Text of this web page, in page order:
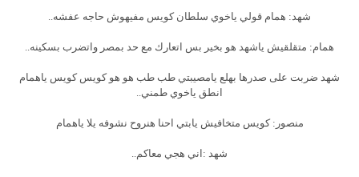
شهد: همام قولي ياخوي سلطان كويس مفيهوش حاجه عفشه..
همام: متقلقيش ياشهد هو بخير بس اتعارك مع حد بمصر واتضرب بسكينه..
شهد ضربت على صدرها بهلع يامصيبتي طب طب هو هو كويس كويس ياهمام
انطق ياخوي طمني..
منصور: كويس متخافيش يابتي احنا هنروح نشوفه يلا ياهمام
شهد :اني هجي معاكم..